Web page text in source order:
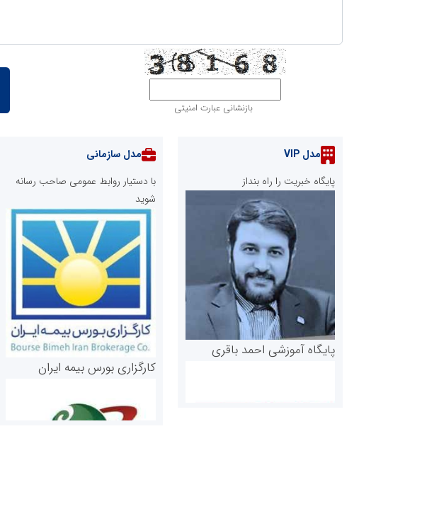
بازنشانی عبارت امنیتی
مدل VIP
پایگاه خبریت را راه بنداز
پایگاه آموزشی احمد باقری
مدل سازمانی
با دستیار روابط عمومی صاحب رسانه
شوید
کارگزاری بورس بیمه ایران